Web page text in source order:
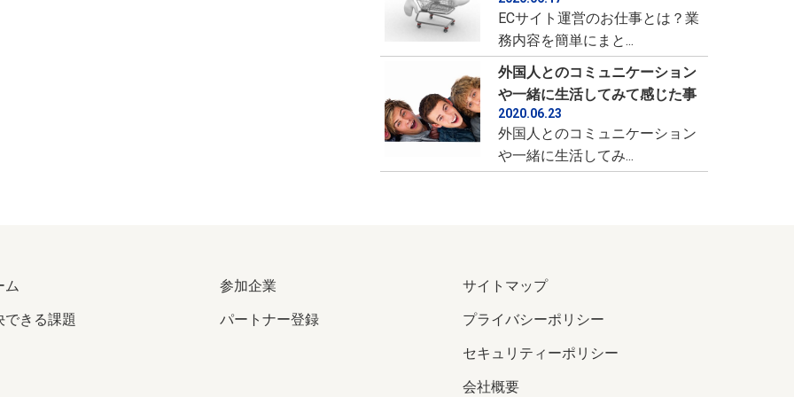
ECサイト運営のお仕事とは？業
務内容を簡単にまと...
外国人とのコミュニケーション
や一緒に生活してみて感じた事
2020.06.23
外国人とのコミュニケーション
や一緒に生活してみ...
ム
できる課題
参加企業
パートナー登録
サイトマップ
プライバシーポリシー
セキュリティーポリシー
会社概要